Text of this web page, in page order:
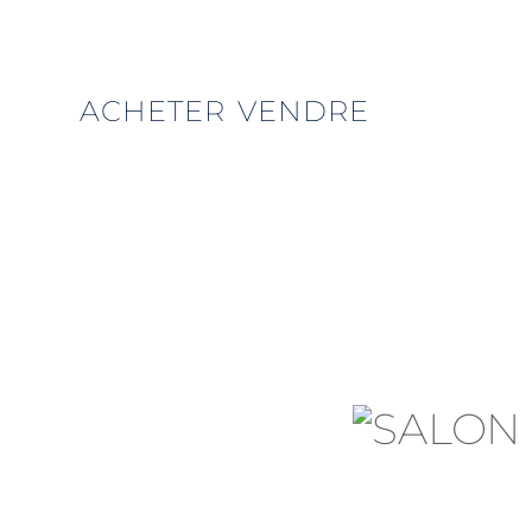
ACHETER VENDRE